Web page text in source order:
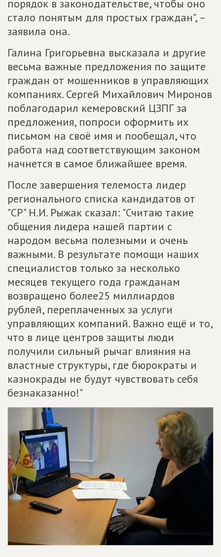
порядок в законодательстве, чтобы оно
стало понятым для простых граждан", –
заявила она.
Галина Григорьевна высказала и другие
весьма важные предложения по защите
граждан от мошенников в управляющих
компаниях. Сергей Михайлович Миронов
поблагодарил кемеровский ЦЗПГ за
предложения, попроси оформить их
письмом на своё имя и пообещал, что
работа над соответствующим законом
начнется в самое ближайшее время.
После завершения телемоста лидер
регионального списка кандидатов от
"СР" Н.И. Рыжак сказал: "Считаю такие
общения лидера нашей партии с
народом весьма полезными и очень
важными. В результате помощи наших
специалистов только за несколько
месяцев текущего года гражданам
возвращено более25 миллиардов
рублей, переплаченных за услуги
управляющих компаний. Важно ещё и то,
что в лице центров защиты люди
получили сильный рычаг влияния на
властные структуры, где бюрократы и
казнокрады не будут чувствовать себя
безнаказанно!"